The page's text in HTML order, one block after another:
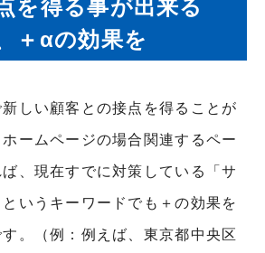
を得る事が出来る
＋αの効果を
しい顧客との接点を得ることが
ームページの場合関連するペー
、現在すでに対策している「サ
いうキーワードでも＋の効果を
。（例：例えば、東京都中央区